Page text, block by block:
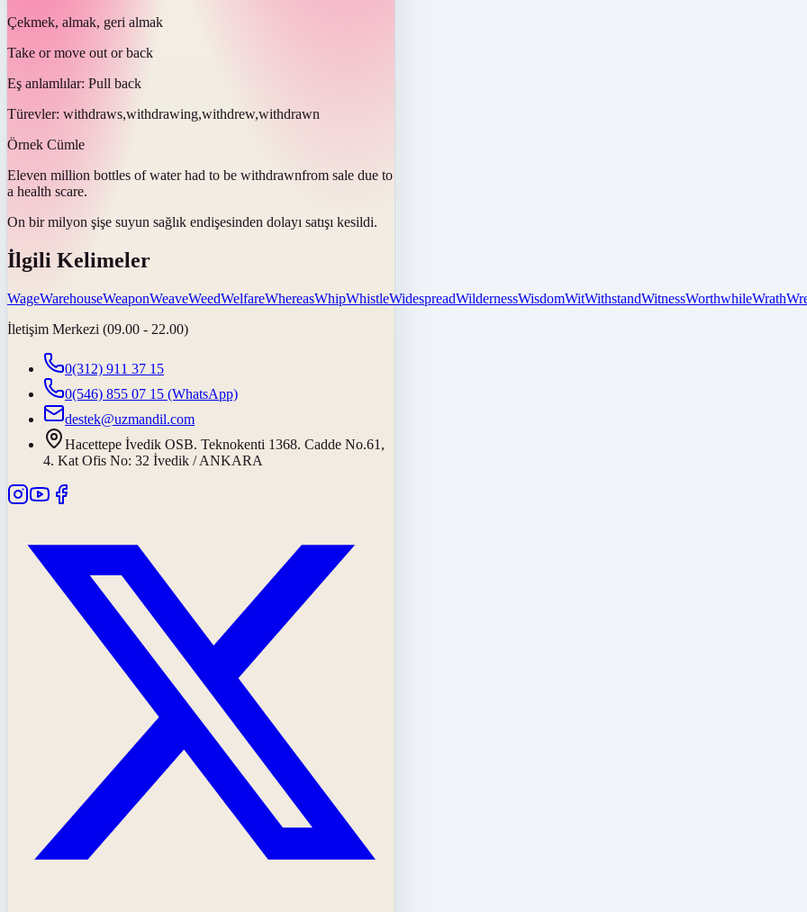
Çekmek, almak, geri almak
Take or move out or back
Eş anlamlılar: Pull back
Türevler: withdraws,withdrawing,withdrew,withdrawn
Örnek Cümle
Eleven million bottles of water had to be withdrawnfrom sale due to
a health scare.
On bir milyon şişe suyun sağlık endişesinden dolayı satışı kesildi.
İlgili Kelimeler
WageWarehouseWeaponWeaveWeedWelfareWhereasWhipWhistleWidespreadWildernessWisdomWitWithstandWitnessWorthwhileWrath
İletişim Merkezi (09.00 - 22.00)
0(312) 911 37 15
0(546) 855 07 15 (WhatsApp)
destek@uzmandil.com
Hacettepe İvedik OSB. Teknokenti 1368. Cadde No.61,
4. Kat Ofis No: 32 İvedik / ANKARA